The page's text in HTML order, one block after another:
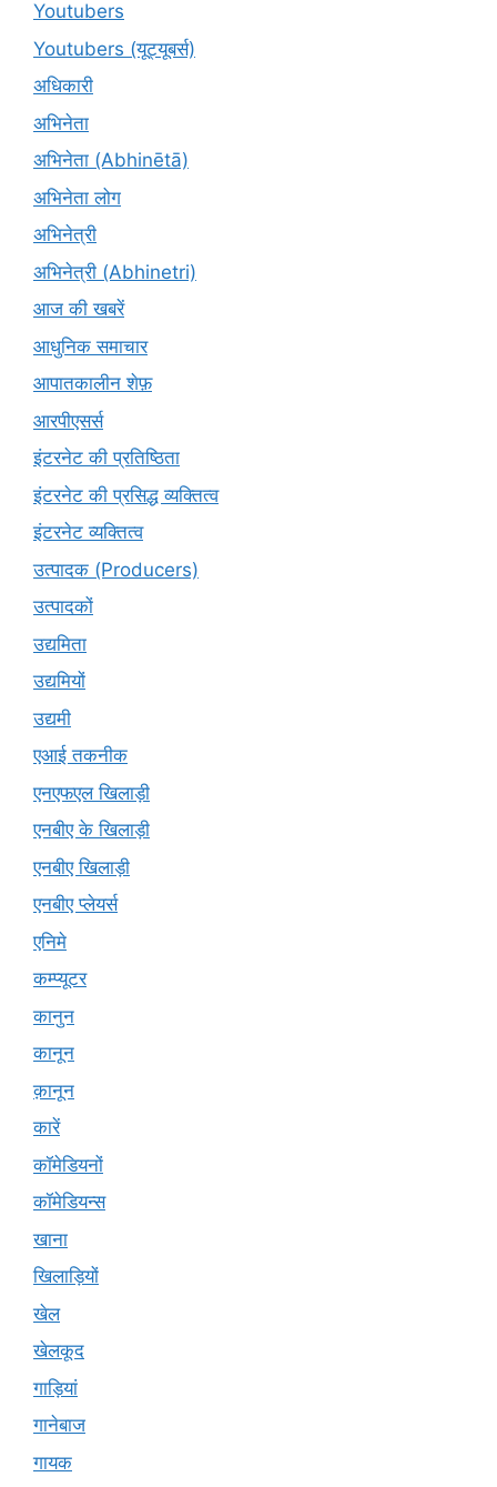
Youtubers
Youtubers (यूट्यूबर्स)
अधिकारी
अभिनेता
अभिनेता (Abhinētā)
अभिनेता लोग
अभिनेत्री
अभिनेत्री (Abhinetri)
आज की खबरें
आधुनिक समाचार
आपातकालीन शेफ़
आरपीएसर्स
इंटरनेट की प्रतिष्ठिता
इंटरनेट की प्रसिद्ध व्यक्तित्व
इंटरनेट व्यक्तित्व
उत्पादक (Producers)
उत्पादकों
उद्यमिता
उद्यमियों
उद्यमी
एआई तकनीक
एनएफएल खिलाड़ी
एनबीए के खिलाड़ी
एनबीए खिलाड़ी
एनबीए प्लेयर्स
एनिमे
कम्प्यूटर
कानुन
कानून
क़ानून
कारें
कॉमेडियनों
कॉमेडियन्स
खाना
खिलाड़ियों
खेल
खेलकूद
गाड़ियां
गानेबाज
गायक